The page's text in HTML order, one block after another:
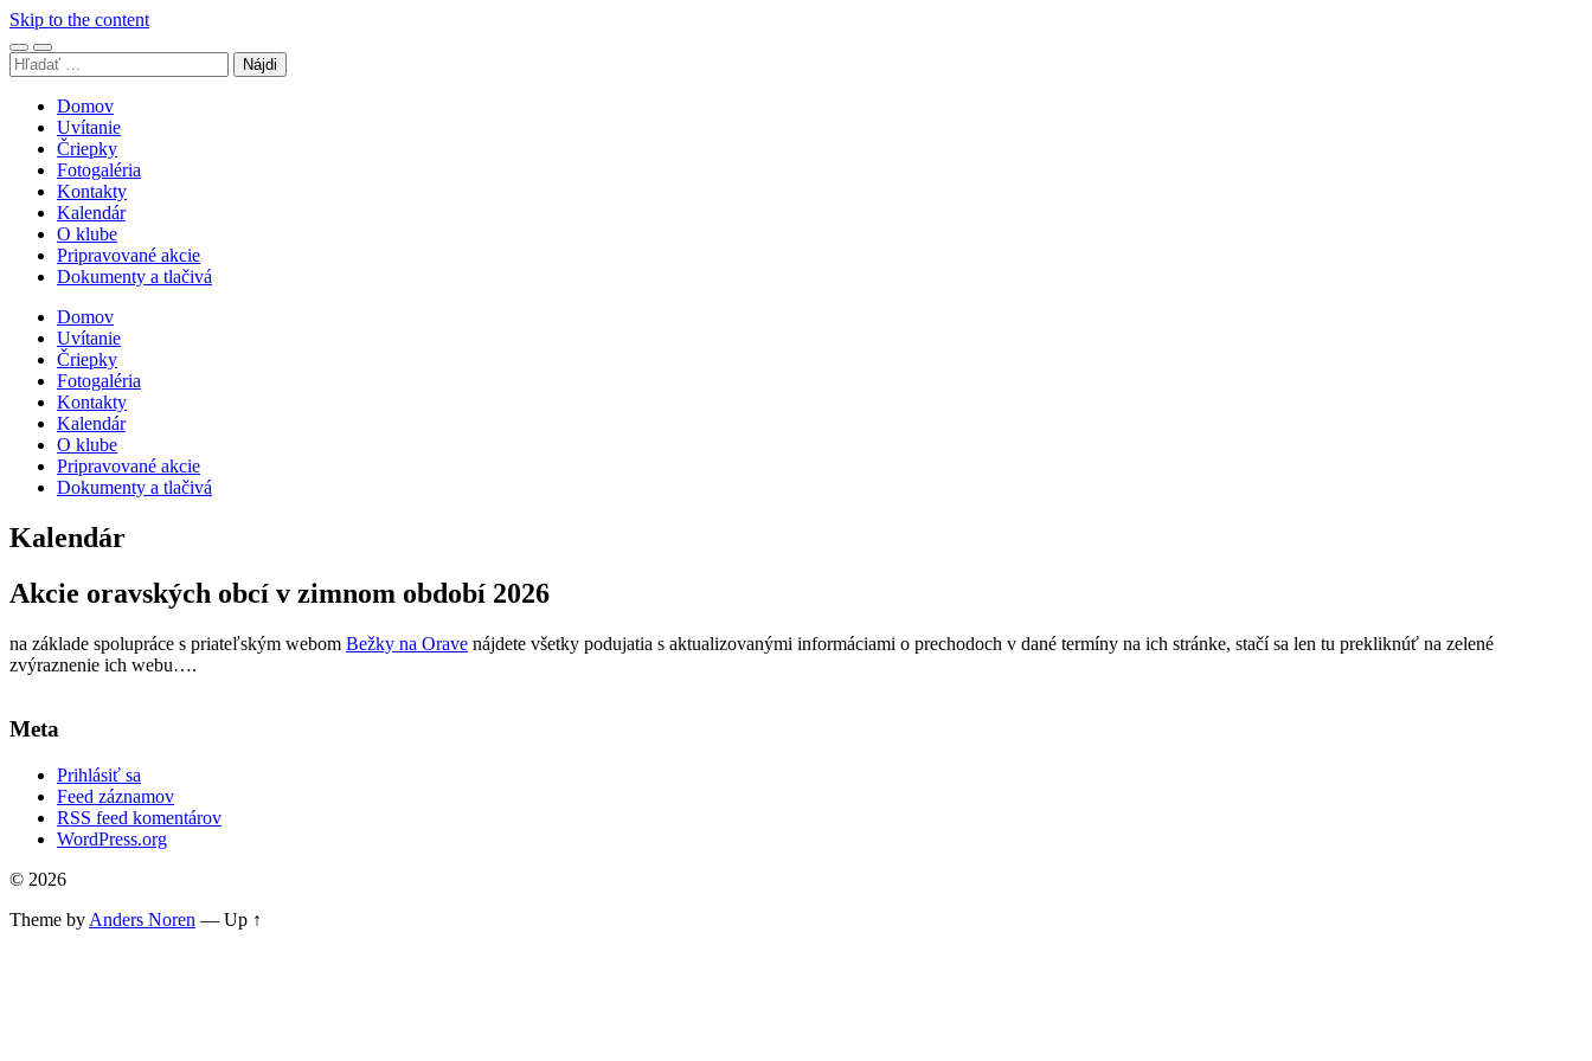
Skip to the content
Toggle
mobile
Toggle
search
Hľadať:
Domov
Uvítanie
Čriepky
Fotogaléria
Kontakty
Kalendár
O klube
Pripravované akcie
Dokumenty a tlačivá
Domov
Uvítanie
Čriepky
Fotogaléria
Kontakty
Kalendár
O klube
Pripravované akcie
Dokumenty a tlačivá
Kalendár
Akcie oravských obcí v zimnom období 2026
na základe spolupráce s priateľským webom Bežky na Orave nájdete všetky podujatia s aktualizovanými informáciami o prechodoch v dané termíny na ich stránke, stačí sa len tu prekliknúť na zelené
zvýraznenie ich webu….
Meta
Prihlásiť sa
Feed záznamov
RSS feed komentárov
WordPress.org
© 2026
Theme by Anders Noren — Up ↑